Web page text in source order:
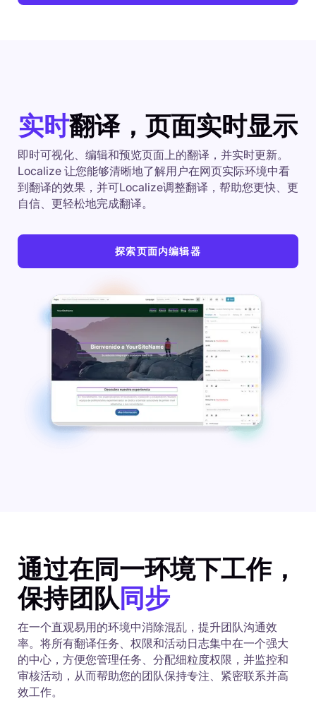
实时翻译，页面实时显示
即时可视化、编辑和预览页面上的翻译，并实时更新。
Localize 让您能够清晰地了解用户在网页实际环境中看
到翻译的效果，并可Localize调整翻译，帮助您更快、更
自信、更轻松地完成翻译。
探索页面内编辑器
通过在同一环境下工作，
保持团队同步
在一个直观易用的环境中消除混乱，提升团队沟通效
率。将所有翻译任务、权限和活动日志集中在一个强大
的中心，方便您管理任务、分配细粒度权限，并监控和
审核活动，从而帮助您的团队保持专注、紧密联系并高
效工作。